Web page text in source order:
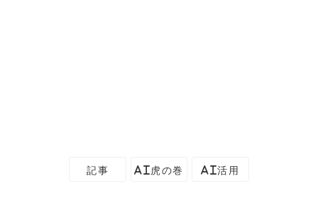
記事 AI虎の巻 AI活用